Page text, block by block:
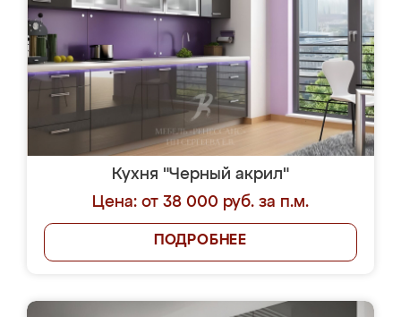
Кухня "Черный акрил"
Цена: от 38 000 руб. за п.м.
ПОДРОБНЕЕ